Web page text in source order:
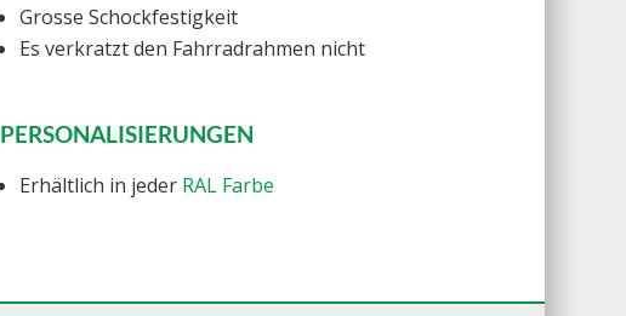
Grosse Schockfestigkeit
Es verkratzt den Fahrradrahmen nicht
PERSONALISIERUNGEN
Erhältlich in jeder RAL Farbe